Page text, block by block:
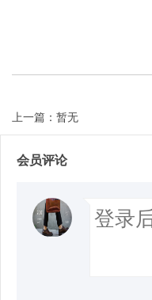
上一篇：暂无
会员评论